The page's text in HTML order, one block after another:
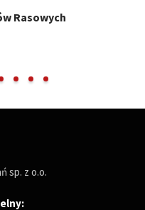
Rasowych
sp. z o.o.
: